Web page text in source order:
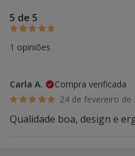
5 de 5
1 opiniões
100% das pessoas
Carla A.
Compra verificada
24 de fevereiro de
Qualidade boa, design e